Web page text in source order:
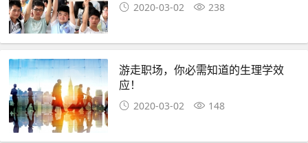
2020-03-02 238
游走职场，你必需知道的生理学效
应！
2020-03-02 148